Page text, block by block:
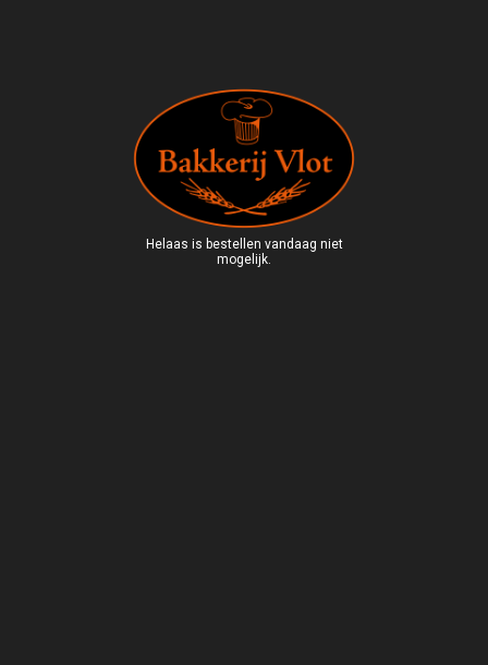
Helaas is bestellen vandaag niet
mogelijk.